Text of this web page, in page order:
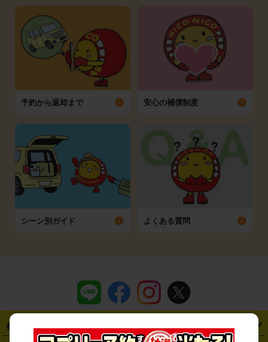
予約から返却まで 安心の補償制度
シーン別ガイド よくある質問
都道府県から探す